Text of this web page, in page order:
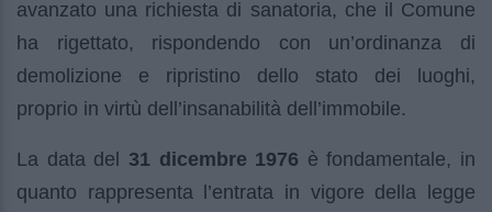
avanzato una richiesta di sanatoria, che il Comune
ha rigettato, rispondendo con un’ordinanza di
demolizione e ripristino dello stato dei luoghi,
proprio in virtù dell’insanabilità dell’immobile.
La data del 31 dicembre 1976 è fondamentale, in
quanto rappresenta l’entrata in vigore della legge